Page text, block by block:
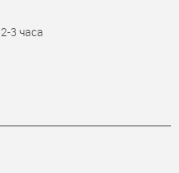
2-3 часа